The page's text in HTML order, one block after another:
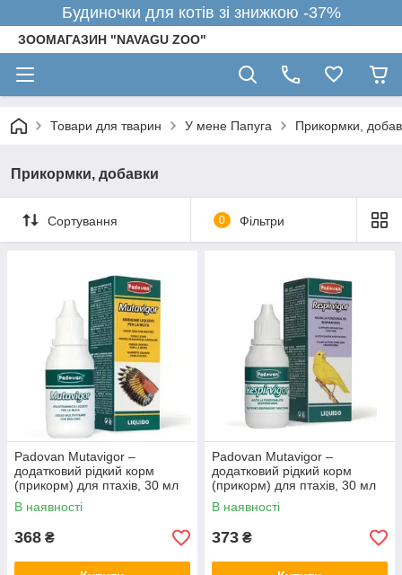
Будиночки для котів зі знижкою -37%
ЗООМАГАЗИН "NAVAGU ZOO"
Товари для тварин У мене Папуга Прикормки,
Прикормки, добавки
Сортування 0 Фільтри
Padovan Mutavigor –
додатковий рідкий корм
(прикорм) для птахів, 30 мл
В наявності
368 ₴
Padovan Mutavigor –
додатковий рідкий корм
(прикорм) для птахів, 30 мл
В наявності
373 ₴